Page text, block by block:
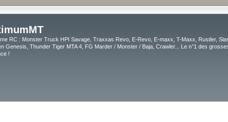
RC : Monster Truck HPI Savage, Traxxas Revo, E-Revo, E-maxx, T-Maxx, Rustler,
Genesis, Thunder Tiger MTA 4, FG Marder / Monster / Baja, Crawler... Le n°1 des
!